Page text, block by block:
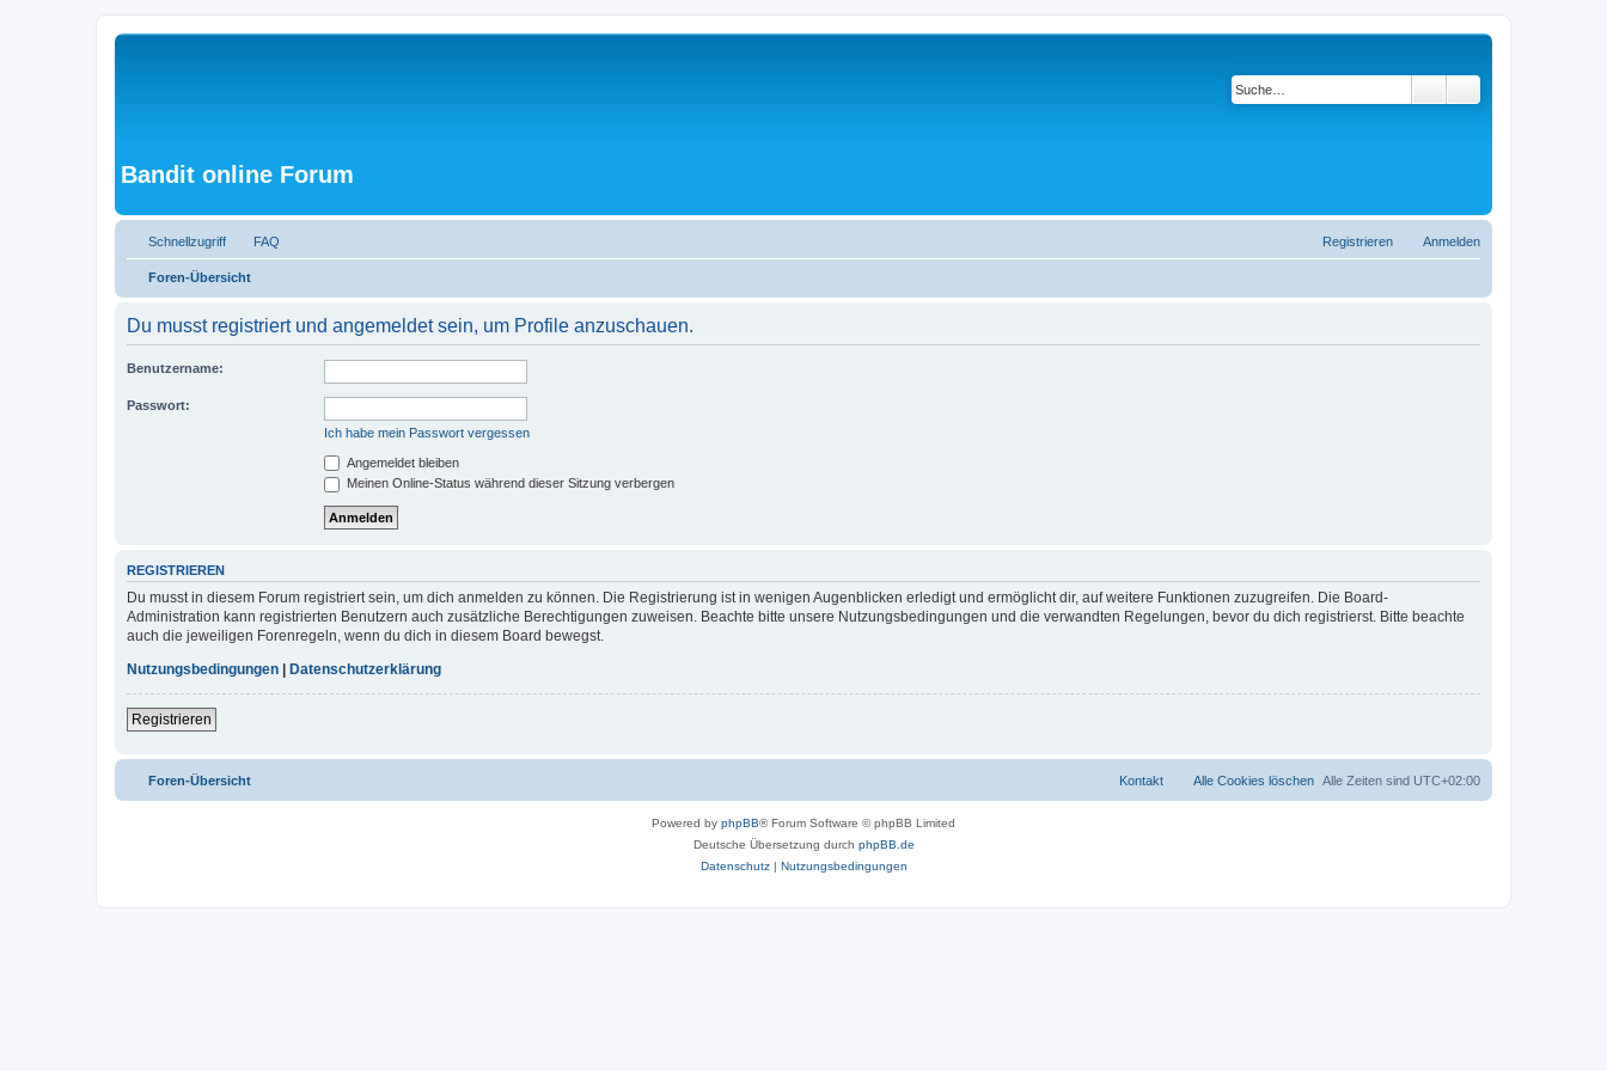
Bandit online Forum
Schnellzugriff FAQ Anmelden
Registrieren
Foren-Übersicht
Du musst registriert und angemeldet sein, um Profile anzuschauen.
Benutzername:
Passwort:
Ich habe mein Passwort vergessen
Angemeldet bleiben
Meinen Online-Status während dieser Sitzung verbergen
REGISTRIEREN
Du musst in diesem Forum registriert sein, um dich anmelden zu können. Die Registrierung ist in wenigen Augenblicken erledigt und ermöglicht dir, auf weitere Funktionen zuzugreifen. Die Board-
Administration kann registrierten Benutzern auch zusätzliche Berechtigungen zuweisen. Beachte bitte unsere Nutzungsbedingungen und die verwandten Regelungen, bevor du dich registrierst. Bitte beachte
auch die jeweiligen Forenregeln, wenn du dich in diesem Board bewegst.
Nutzungsbedingungen
Datenschutzerklärung
Registrieren
Foren-Übersicht Alle Zeiten sind UTC+02:00
Alle Cookies löschen
Kontakt
Powered by phpBB® Forum Software © phpBB Limited
Deutsche Übersetzung durch phpBB.de
Datenschutz| Nutzungsbedingungen